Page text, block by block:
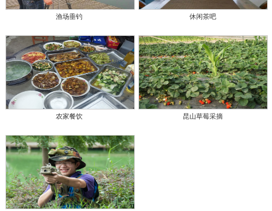
渔场垂钓 休闲茶吧
农家餐饮 昆山草莓采摘